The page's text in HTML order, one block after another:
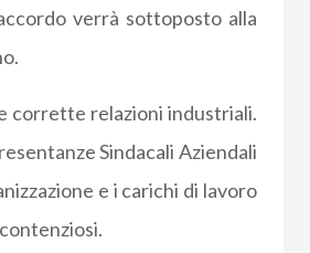
verrà sottoposto alla
corrette relazioni industriali.
Sindacali Aziendali
e i carichi di lavoro